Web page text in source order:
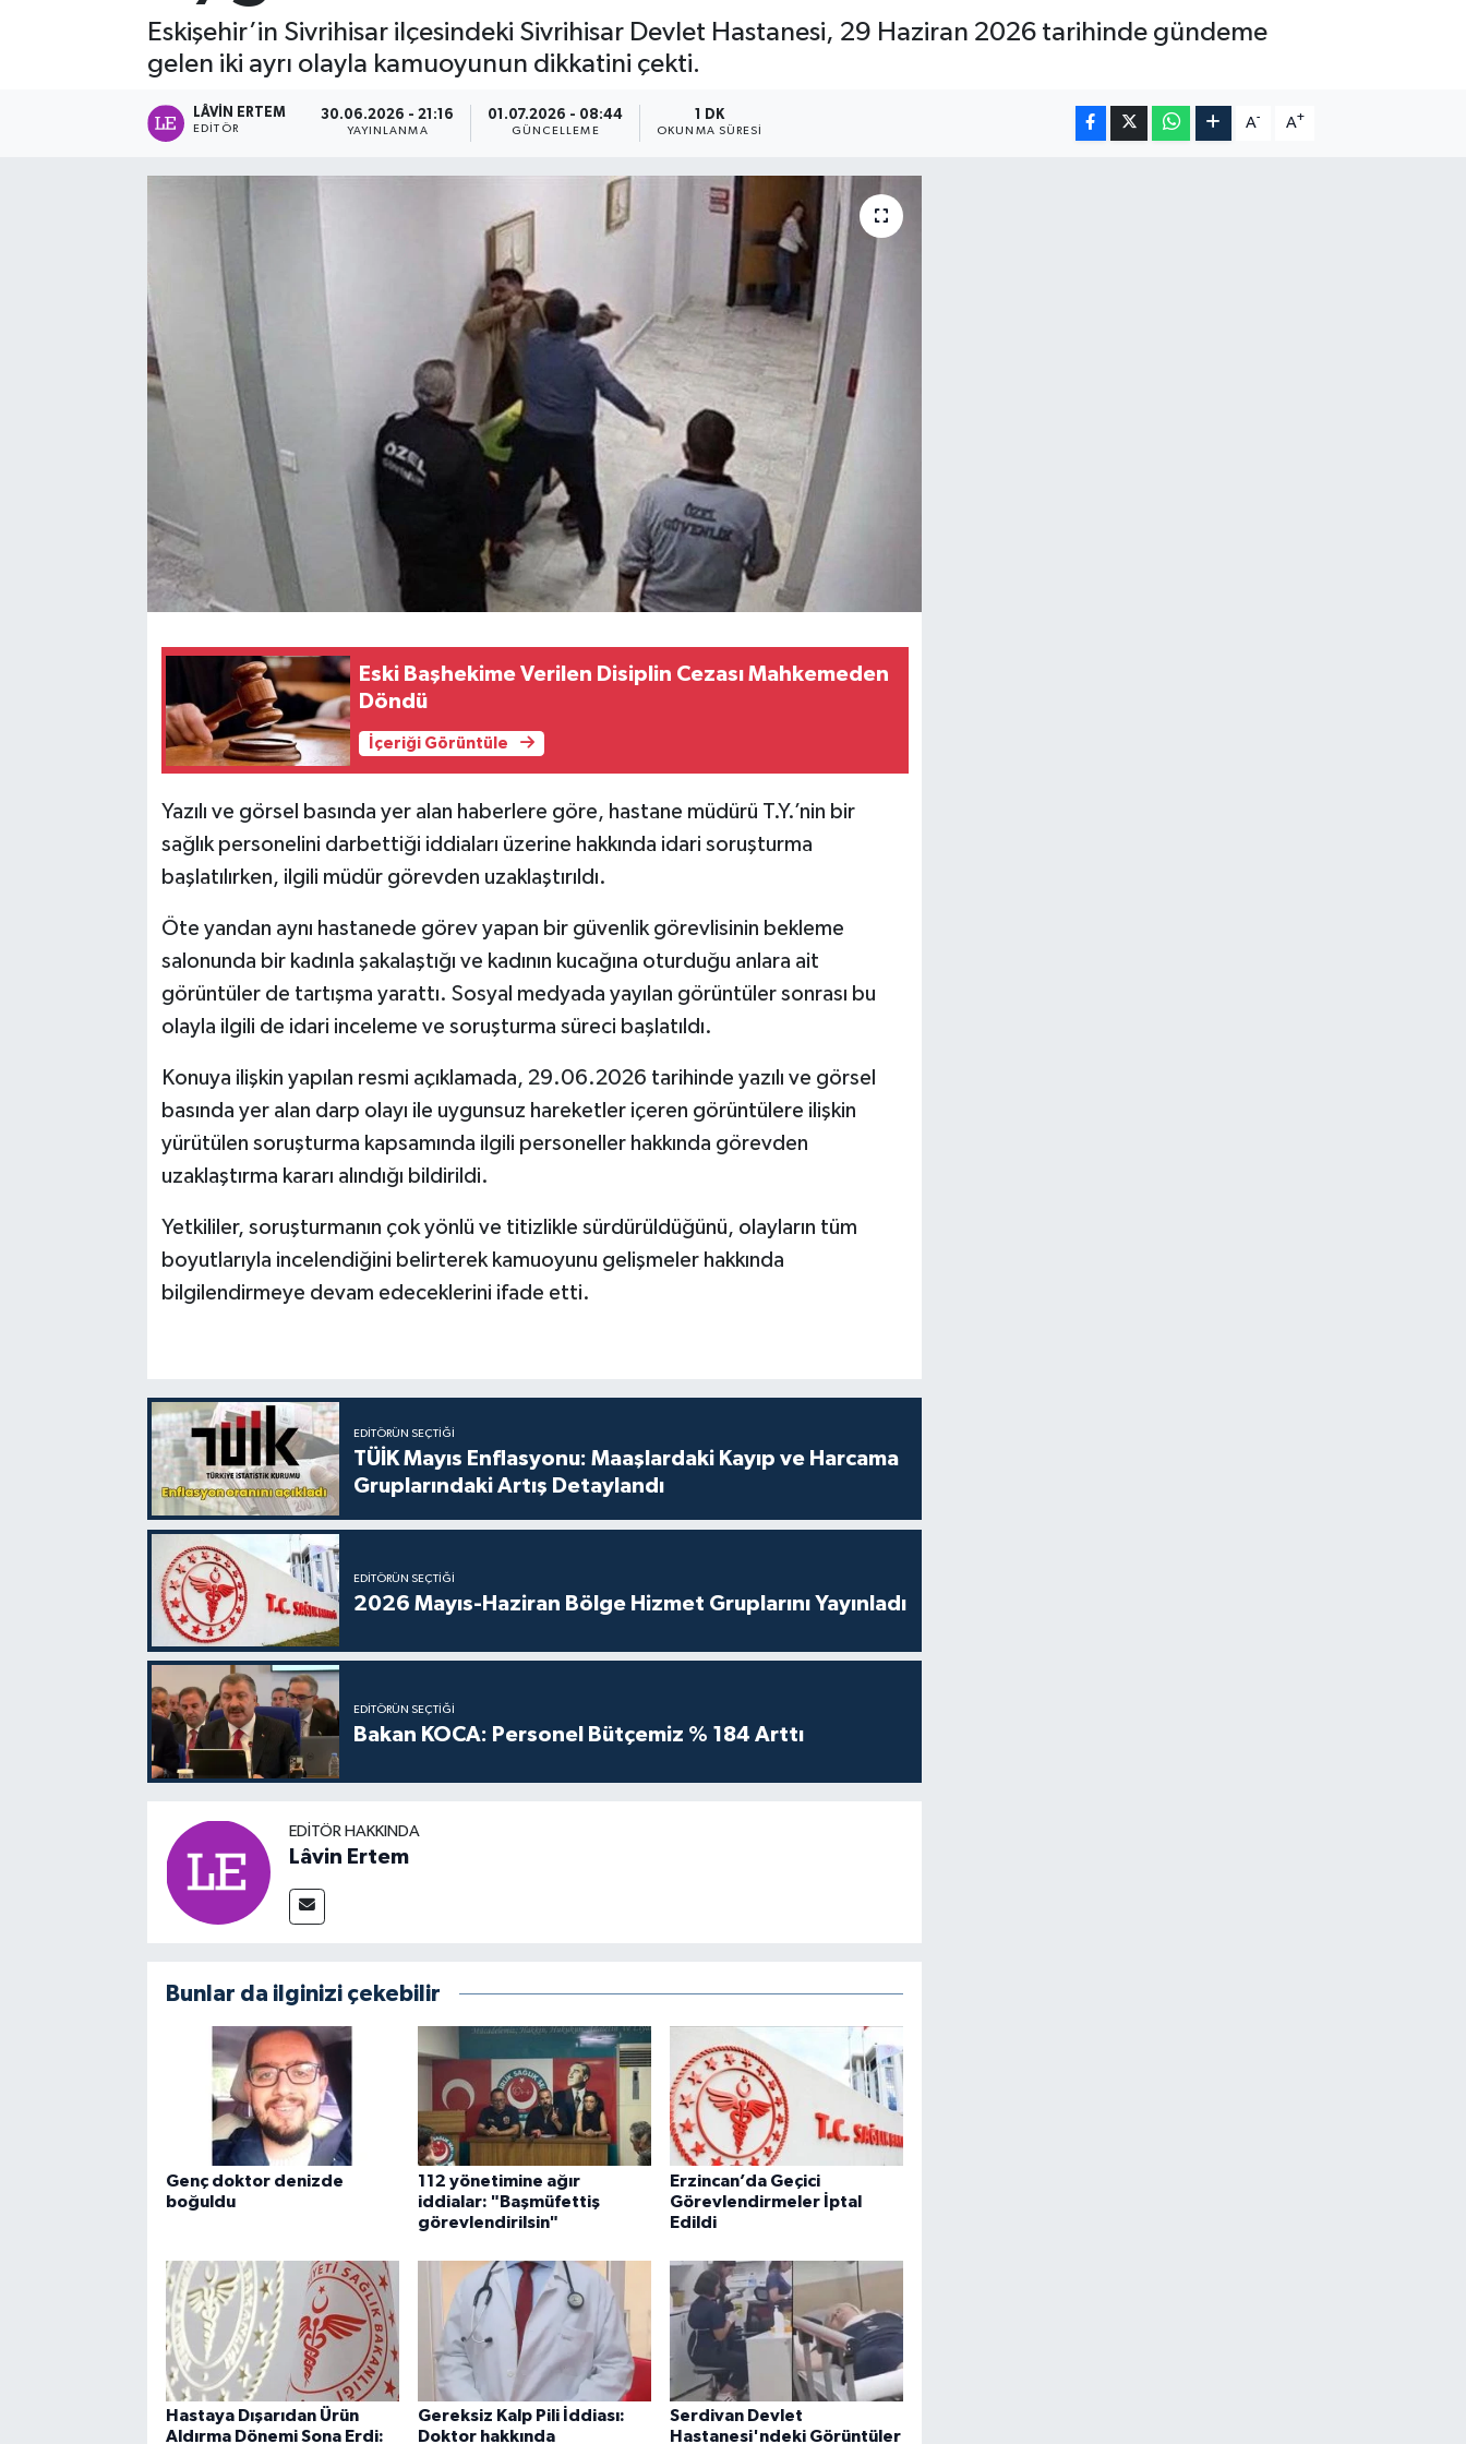
Eskişehir’in Sivrihisar ilçesindeki Sivrihisar Devlet Hastanesi, 29 Haziran 2026 tarihinde gündeme
gelen iki ayrı olayla kamuoyunun dikkatini çekti.
LÂVIN ERTEM
EDITÖR
30.06.2026 - 21:16
YAYINLANMA
01.07.2026 - 08:44
GÜNCELLEME
1 DK
OKUNMA SÜRESI
A- A+
Eski Başhekime Verilen Disiplin Cezası Mahkemeden
Döndü
İçeriği Görüntüle
Yazılı ve görsel basında yer alan haberlere göre, hastane müdürü T.Y.’nin bir
sağlık personelini darbettiği iddiaları üzerine hakkında idari soruşturma
başlatılırken, ilgili müdür görevden uzaklaştırıldı.
Öte yandan aynı hastanede görev yapan bir güvenlik görevlisinin bekleme
salonunda bir kadınla şakalaştığı ve kadının kucağına oturduğu anlara ait
görüntüler de tartışma yarattı. Sosyal medyada yayılan görüntüler sonrası bu
olayla ilgili de idari inceleme ve soruşturma süreci başlatıldı.
Konuya ilişkin yapılan resmi açıklamada, 29.06.2026 tarihinde yazılı ve görsel
basında yer alan darp olayı ile uygunsuz hareketler içeren görüntülere ilişkin
yürütülen soruşturma kapsamında ilgili personeller hakkında görevden
uzaklaştırma kararı alındığı bildirildi.
Yetkililer, soruşturmanın çok yönlü ve titizlikle sürdürüldüğünü, olayların tüm
boyutlarıyla incelendiğini belirterek kamuoyunu gelişmeler hakkında
bilgilendirmeye devam edeceklerini ifade etti.
EDITÖRÜN SEÇTIĞI
TÜİK Mayıs Enflasyonu: Maaşlardaki Kayıp ve Harcama
Gruplarındaki Artış Detaylandı
EDITÖRÜN SEÇTIĞI
2026 Mayıs-Haziran Bölge Hizmet Gruplarını Yayınladı
EDITÖRÜN SEÇTIĞI
Bakan KOCA: Personel Bütçemiz % 184 Arttı
EDITÖR HAKKINDA
Lâvin Ertem
Bunlar da ilginizi çekebilir
Genç doktor denizde
boğuldu
112 yönetimine ağır
iddialar: "Başmüfettiş
görevlendirilsin"
Erzincan’da Geçici
Görevlendirmeler İptal
Edildi
Hastaya Dışarıdan Ürün
Aldırma Dönemi Sona Erdi:
Gereksiz Kalp Pili İddiası:
Doktor hakkında
Serdivan Devlet
Hastanesi'ndeki Görüntüler